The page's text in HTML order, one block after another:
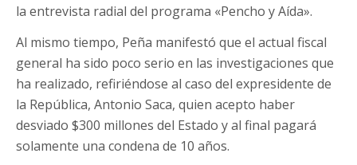
la entrevista radial del programa «Pencho y Aída».
Al mismo tiempo, Peña manifestó que el actual fiscal
general ha sido poco serio en las investigaciones que
ha realizado, refiriéndose al caso del expresidente de
la República, Antonio Saca, quien acepto haber
desviado $300 millones del Estado y al final pagará
solamente una condena de 10 años.